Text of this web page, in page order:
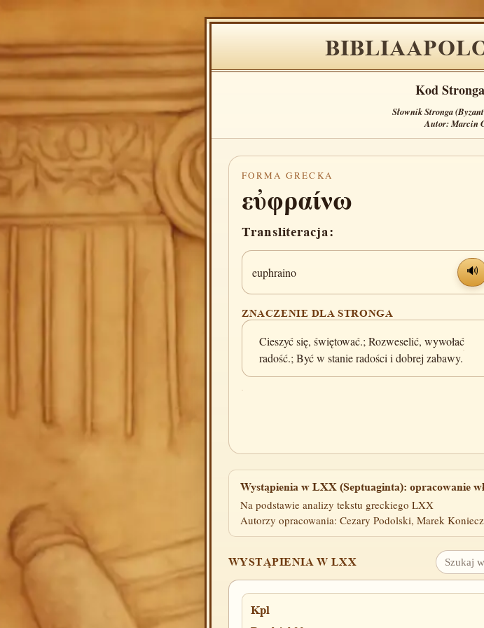
Kod
Słownik Stronga
Autor: Marcin
FORMA GRECKA
εὐφραίνω
Transliteracja:
euphraino 🔊
ZNACZENIE DLA STRONGA
Cieszyć się, świętować.; Rozweselić, wywołać
radość.; Być w stanie radości i dobrej zabawy.
Wystąpienia w LXX (Septuaginta): opracowanie
Na podstawie analizy tekstu greckiego LXX
Autorzy opracowania: Cezary Podolski, Marek
WYSTĄPIENIA W LXX
Kpl